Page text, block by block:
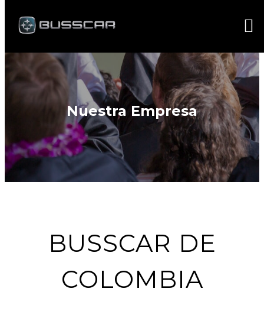
Nuestra Empresa
BUSSCAR DE
COLOMBIA